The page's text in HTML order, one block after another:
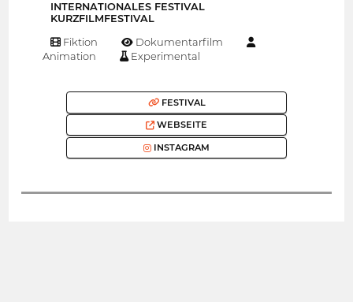
INTERNATIONALES FESTIVAL
KURZFILMFESTIVAL
Fiktion
Dokumentarfilm
Animation
Experimental
FESTIVAL
WEBSEITE
INSTAGRAM